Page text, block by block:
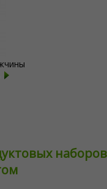
наборов